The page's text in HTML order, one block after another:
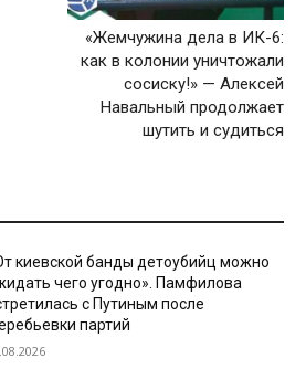
«Жемчужина дела в ИК-6:
как в колонии уничтожали
сосиску!» — Алексей
Навальный продолжает
шутить и судиться
киевской банды детоубийц можно
чего угодно». Памфилова
с Путиным после
партий